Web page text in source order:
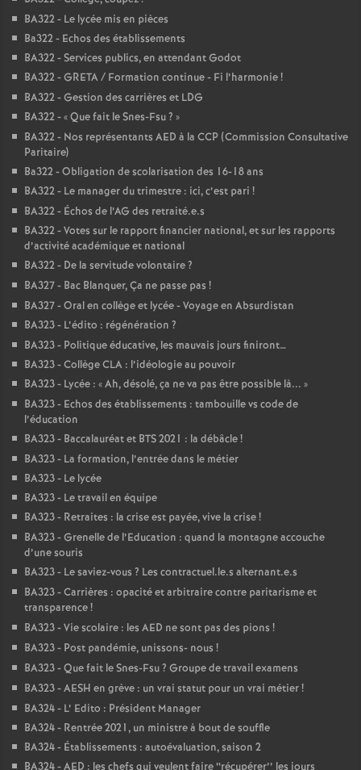
BA322 - Le lycée mis en pièces
Ba322 - Echos des établissements
BA322 - Services publics, en attendant Godot
BA322 - GRETA / Formation continue - Fi l’harmonie!
BA322 - Gestion des carrières et LDG
BA322 - «Que fait le Snes-Fsu? »
BA322 - Nos représentants AED à la CCP (Commission Consultative
Paritaire)
Ba322 - Obligation de scolarisation des 16-18 ans
BA322 - Le manager du trimestre : ici, c’est pari !
BA322 - Échos de l’AG des retraité.e.s
BA322 - Votes sur le rapport financier national, et sur les rapports
d’activité académique et national
BA322 - De la servitude volontaire?
BA327 - Bac Blanquer, Ça ne passe pas !
BA327 - Oral en collège et lycée - Voyage en Absurdistan
BA323 - L’édito : régénération ?
BA323 - Politique éducative, les mauvais jours finiront…
BA323 - Collège CLA : l’idéologie au pouvoir
BA323 - Lycée : «Ah, désolé, ça ne va pas être possible là... »
BA323 - Echos des établissements : tambouille vs code de
l’éducation
BA323 - Baccalauréat et BTS 2021 : la débâcle!
BA323 - La formation, l’entrée dans le métier
BA323 - Le lycée
BA323 - Le travail en équipe
BA323 - Retraites : la crise est payée, vive la crise!
BA323 - Grenelle de l’Education : quand la montagne accouche
d’une souris
BA323 - Le saviez-vous ? Les contractuel.le.s alternant.e.s
BA323 - Carrières : opacité et arbitraire contre paritarisme et
transparence!
BA323 - Vie scolaire : les AED ne sont pas des pions !
BA323 - Post pandémie, unissons- nous !
BA323 - Que fait le Snes-Fsu? Groupe de travail examens
BA323 - AESH en grève : un vrai statut pour un vrai métier!
BA324 - L’ Edito : Président Manager
BA324 - Rentrée 2021, un ministre à bout de souffle
BA324 - Établissements : autoévaluation, saison 2